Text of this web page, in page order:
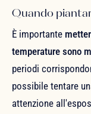
Quando
È importante
temperature sono
periodi
possibile tentare
attenzione